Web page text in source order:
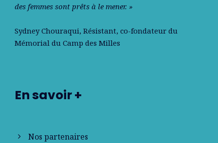
des femmes sont prêts à le mener. »
Sydney Chouraqui, Résistant, co-fondateur du
Mémorial du Camp des Milles
En savoir +
Nos partenaires